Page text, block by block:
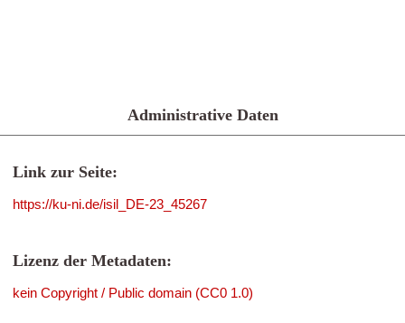
Administrative Daten
Link zur Seite:
https://ku-ni.de/isil_DE-23_45267
Lizenz der Metadaten:
kein Copyright / Public domain (CC0 1.0)